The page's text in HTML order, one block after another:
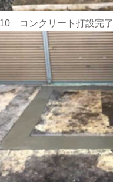
10 コンクリート打設完了